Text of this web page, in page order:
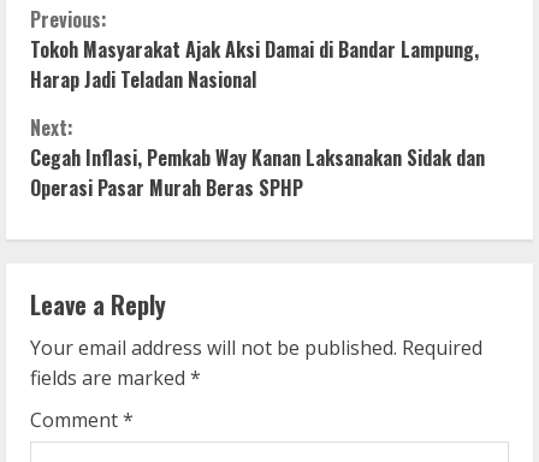
C
o
n
t
i
n
u
e
R
Previous:
Tokoh Masyarakat Ajak Aksi Damai di Bandar Lampung,
Harap Jadi Teladan Nasional
Next:
Cegah Inflasi, Pemkab Way Kanan Laksanakan Sidak dan
Operasi Pasar Murah Beras SPHP
Leave a Reply
Your email address will not be published. Required
fields are marked *
Comment*